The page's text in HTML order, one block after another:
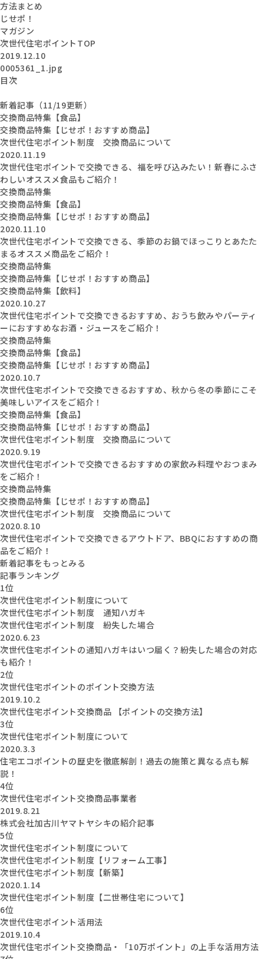
方法まとめ
じせポ！
マガジン
次世代住宅ポイントTOP
2019.12.10
0005361_1.jpg
目次
新着記事（11/19更新）
交換商品特集【食品】
交換商品特集【じせポ！おすすめ商品】
次世代住宅ポイント制度 交換商品について
2020.11.19
次世代住宅ポイントで交換できる、福を呼び込みたい！新春にふさ
わしいオススメ食品もご紹介！
交換商品特集
交換商品特集【食品】
交換商品特集【じせポ！おすすめ商品】
2020.11.10
次世代住宅ポイントで交換できる、季節のお鍋でほっこりとあたた
まるオススメ商品をご紹介！
交換商品特集
交換商品特集【じせポ！おすすめ商品】
交換商品特集【飲料】
2020.10.27
次世代住宅ポイントで交換できるおすすめ、おうち飲みやパーティ
ーにおすすめなお酒・ジュースをご紹介！
交換商品特集
交換商品特集【食品】
交換商品特集【じせポ！おすすめ商品】
2020.10.7
次世代住宅ポイントで交換できるおすすめ、秋から冬の季節にこそ
美味しいアイスをご紹介！
交換商品特集【食品】
交換商品特集【じせポ！おすすめ商品】
次世代住宅ポイント制度 交換商品について
2020.9.19
次世代住宅ポイントで交換できるおすすめの家飲み料理やおつまみ
をご紹介！
交換商品特集
交換商品特集【じせポ！おすすめ商品】
次世代住宅ポイント制度 交換商品について
2020.8.10
次世代住宅ポイントで交換できるアウトドア、BBQにおすすめの商
品をご紹介！
新着記事をもっとみる
記事ランキング
1位
次世代住宅ポイント制度について
次世代住宅ポイント制度 通知ハガキ
次世代住宅ポイント制度 紛失した場合
2020.6.23
次世代住宅ポイントの通知ハガキはいつ届く？紛失した場合の対応
も紹介！
2位
次世代住宅ポイントのポイント交換方法
2019.10.2
次世代住宅ポイント交換商品 【ポイントの交換方法】
3位
次世代住宅ポイント制度について
2020.3.3
住宅エコポイントの歴史を徹底解剖！過去の施策と異なる点も解
説！
4位
次世代住宅ポイント交換商品事業者
2019.8.21
株式会社加古川ヤマトヤシキの紹介記事
5位
次世代住宅ポイント制度について
次世代住宅ポイント制度【リフォーム工事】
次世代住宅ポイント制度【新築】
2020.1.14
次世代住宅ポイント制度【二世帯住宅について】
6位
次世代住宅ポイント活用法
2019.10.4
次世代住宅ポイント交換商品・「10万ポイント」の上手な活用方法